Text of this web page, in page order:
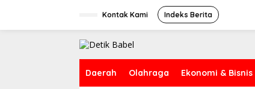
Kontak Kami Indeks Berita
Daerah Olahraga Ekonomi & Bisnis